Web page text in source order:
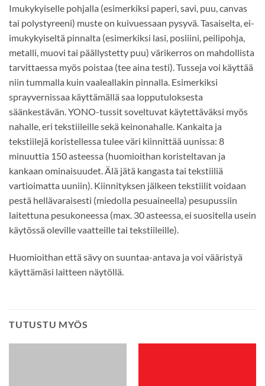
Imukykyiselle pohjalla (esimerkiksi paperi, savi, puu, canvas
tai polystyreeni) muste on kuivuessaan pysyvä. Tasaiselta, ei-
imukykyiseltä pinnalta (esimerkiksi lasi, posliini, peilipohja,
metalli, muovi tai päällystetty puu) värikerros on mahdollista
tarvittaessa myös poistaa (tee aina testi). Tusseja voi käyttää
niin tummalla kuin vaaleallakin pinnalla. Esimerkiksi
sprayvernissaa käyttämällä saa lopputuloksesta
säänkestävän. YONO-tussit soveltuvat käytettäväksi myös
nahalle, eri tekstiileille sekä keinonahalle. Kankaita ja
tekstiilejä koristellessa tulee väri kiinnittää uunissa: 8
minuuttia 150 asteessa (huomioithan koristeltavan ja
kankaan ominaisuudet. Älä jätä kangasta tai tekstiiliä
vartioimatta uuniin). Kiinnityksen jälkeen tekstiilit voidaan
pestä hellävaraisesti (miedolla pesuaineella) pesupussiin
laitettuna pesukoneessa (max. 30 asteessa, ei suositella usein
käytössä oleville vaatteille tai tekstiileille).
Huomioithan että sävy on suuntaa-antava ja voi vääristyä
käyttämäsi laitteen näytöllä.
TUTUSTU MYÖS